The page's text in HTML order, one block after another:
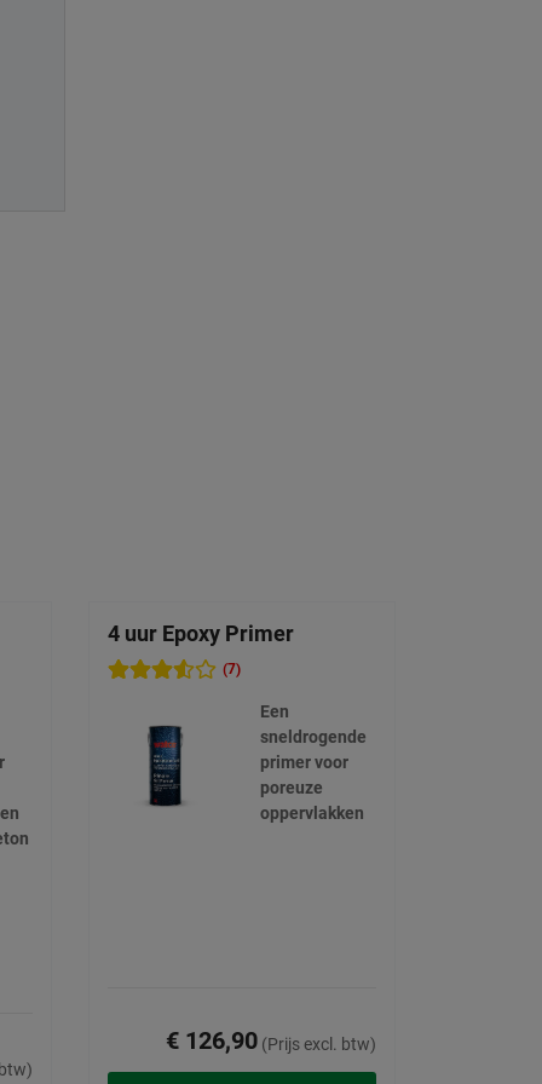
4 uur Epoxy Primer
(7)
Een
sneldrogende
primer voor
poreuze
oppervlakken
€ 126,90 (Prijs excl. btw)